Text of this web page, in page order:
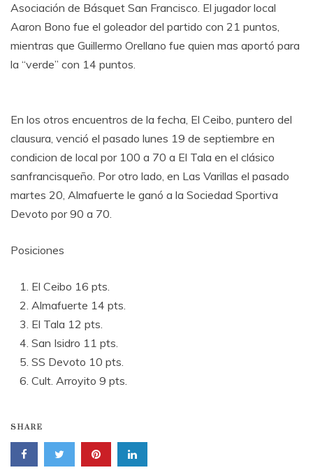
Asociación de Básquet San Francisco. El jugador local
Aaron Bono fue el goleador del partido con 21 puntos,
mientras que Guillermo Orellano fue quien mas aportó para
la “verde” con 14 puntos.
En los otros encuentros de la fecha, El Ceibo, puntero del
clausura, venció el pasado lunes 19 de septiembre en
condicion de local por 100 a 70 a El Tala en el clásico
sanfrancisqueño. Por otro lado, en Las Varillas el pasado
martes 20, Almafuerte le ganó a la Sociedad Sportiva
Devoto por 90 a 70.
Posiciones
El Ceibo 16 pts.
Almafuerte 14 pts.
El Tala 12 pts.
San Isidro 11 pts.
SS Devoto 10 pts.
Cult. Arroyito 9 pts.
SHARE